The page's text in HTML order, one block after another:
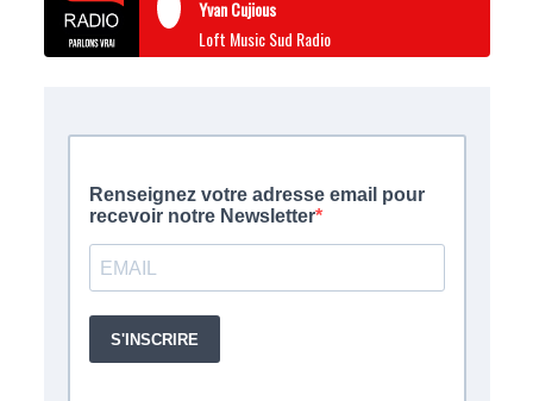
Yvan Cujious
Loft Music Sud Radio